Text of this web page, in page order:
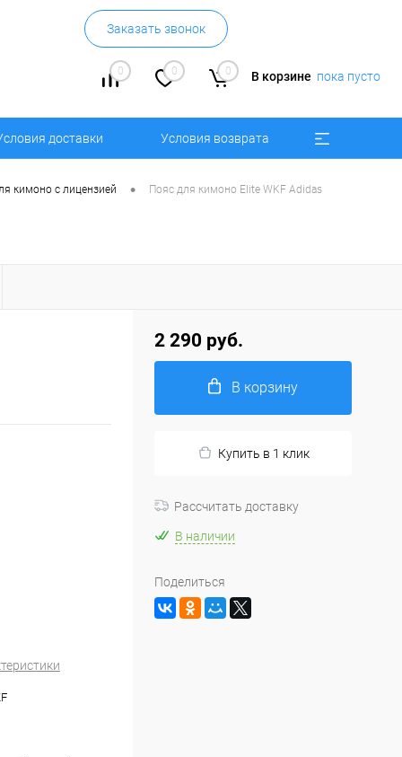
Заказать звонок
0 0 0 В корзине пока пусто
доставки Условия возврата
кимоно с лицензией • Пояс для кимоно Elite WKF Adidas
2 290 руб.
В корзину
Купить в 1 клик
Рассчитать доставку
В наличии
Поделиться